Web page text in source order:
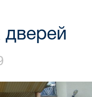
дверей